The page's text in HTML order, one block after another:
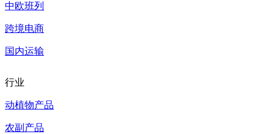
中欧班列
跨境电商
国内运输
行业
动植物产品
农副产品